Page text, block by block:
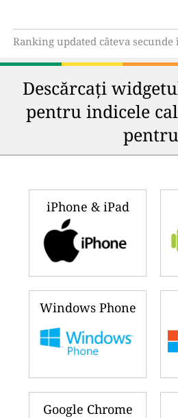
Ranking updated câteva
Descărcați
pentru indicele
iPhone & iPad
Windows Phone
Google Chrome